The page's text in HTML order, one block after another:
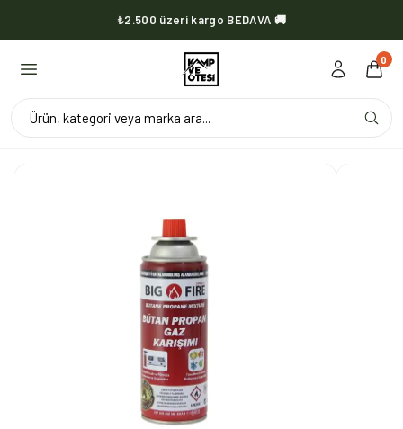
₺2.500 üzeri kargo BEDAVA 🚚
KVOX ürünlerinde kargo her zaman bedava 🔥
0
Ürün, kategori veya marka ara...